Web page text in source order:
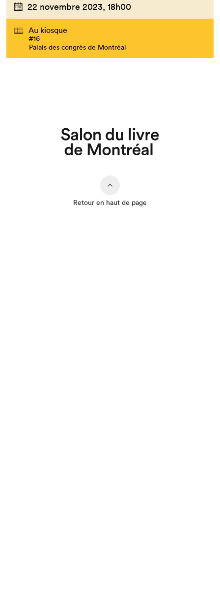
22 novembre 2023, 18h00
Au kiosque
#16
Palais des congrès de Montréal
Retour en haut de page